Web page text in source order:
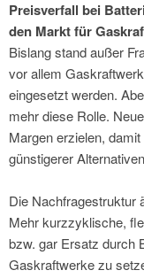
Preisverfall bei
den Markt für
Bislang stand außer
vor allem
eingesetzt werden.
mehr diese Rolle.
Margen erzielen,
günstigerer
Die Nachfragestruktur
Mehr kurzzyklische,
bzw. gar Ersatz durch
Gaskraftwerke zu